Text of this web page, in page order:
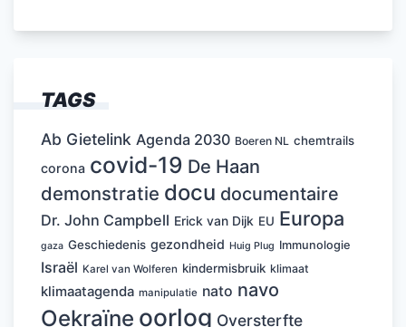
TAGS
Ab Gietelink Agenda 2030 Boeren NL chemtrails
corona covid-19 De Haan
demonstratie docu documentaire
Dr. John Campbell Erick van Dijk EU Europa
gaza Geschiedenis gezondheid Huig Plug Immunologie
Israël Karel van Wolferen kindermisbruik klimaat
klimaatagenda manipulatie nato navo
Oekraïne oorlog Oversterfte